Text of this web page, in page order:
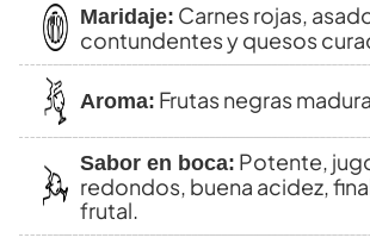
Maridaje: Carnes rojas,
contundentes y quesos
Aroma: Frutas negras
Sabor en boca: Potente,
redondos, buena acidez,
frutal.